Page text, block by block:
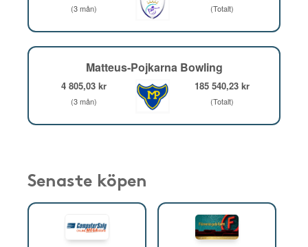
(3 mån) (Totalt)
Matteus-Pojkarna Bowling
4 805,03 kr
(3 mån)
185 540,23 kr
(Totalt)
Senaste köpen